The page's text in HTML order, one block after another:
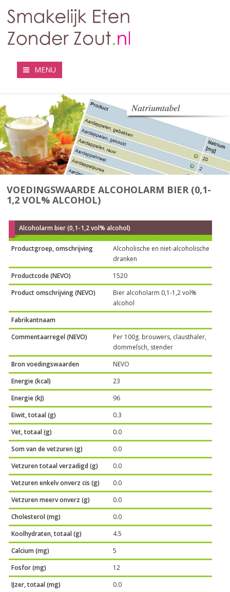
MENU
VOEDINGSWAARDE ALCOHOLARM BIER (0,1-
1,2 VOL% ALCOHOL)
Alcoholarm bier (0,1-1,2 vol% alcohol)
Productgroep, omschrijving
Alcoholische en niet-alcoholische
dranken
Productcode (NEVO)
1520
Product omschrijving (NEVO)
Bier alcoholarm 0,1-1,2 vol%
alcohol
Fabrikantnaam
Commentaarregel (NEVO)
Per 100g. brouwers, clausthaler,
dommelsch, stender
Bron voedingswaarden
NEVO
Energie (kcal)
23
Energie (kJ)
96
Eiwit, totaal (g)
0.3
Vet, totaal (g)
0.0
Som van de vetzuren (g)
0.0
Vetzuren totaal verzadigd (g)
0.0
Vetzuren enkelv onverz cis (g)
0.0
Vetzuren meerv onverz (g)
0.0
Cholesterol (mg)
0.0
Koolhydraten, totaal (g)
4.5
Calcium (mg)
5
Fosfor (mg)
12
IJzer, totaal (mg)
0.0